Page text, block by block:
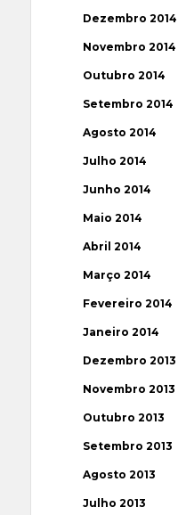
Dezembro 2014
Novembro 2014
Outubro 2014
Setembro 2014
Agosto 2014
Julho 2014
Junho 2014
Maio 2014
Abril 2014
Março 2014
Fevereiro 2014
Janeiro 2014
Dezembro 2013
Novembro 2013
Outubro 2013
Setembro 2013
Agosto 2013
Julho 2013